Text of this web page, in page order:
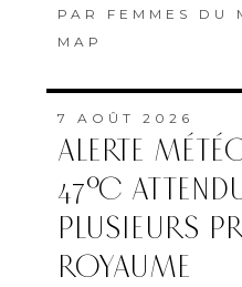
PAR FEMMES DU
MAP
7 AOÛT 2026
ALERTE
47°C
PLUSIEURS
ROYAUME